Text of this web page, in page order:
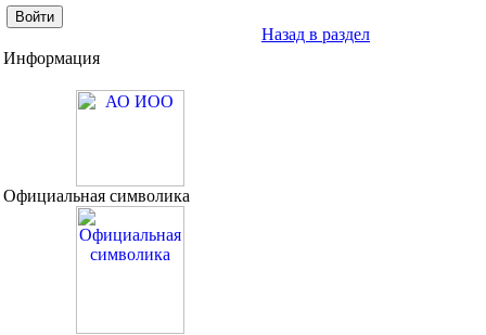
Информация
Официальная символика
Назад в раздел